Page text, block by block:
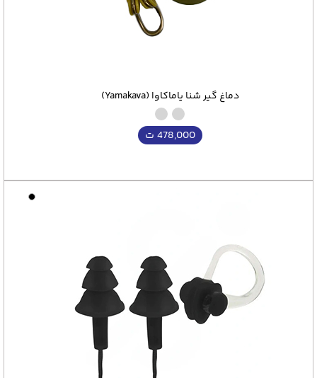
دماغ گیر شنا یاماکاوا (Yamakava)
478,000 ت